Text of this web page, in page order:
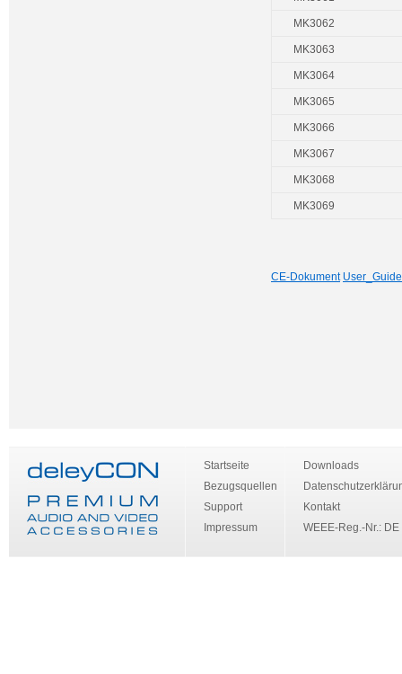
MK3062
MK3063
MK3064
MK3065
MK3066
MK3067
MK3068
MK3069
CE-Dokument User_Guide
Startseite
Bezugsquellen
Support
Impressum
Downloads
Kontakt
WEEE-Reg.-Nr.: